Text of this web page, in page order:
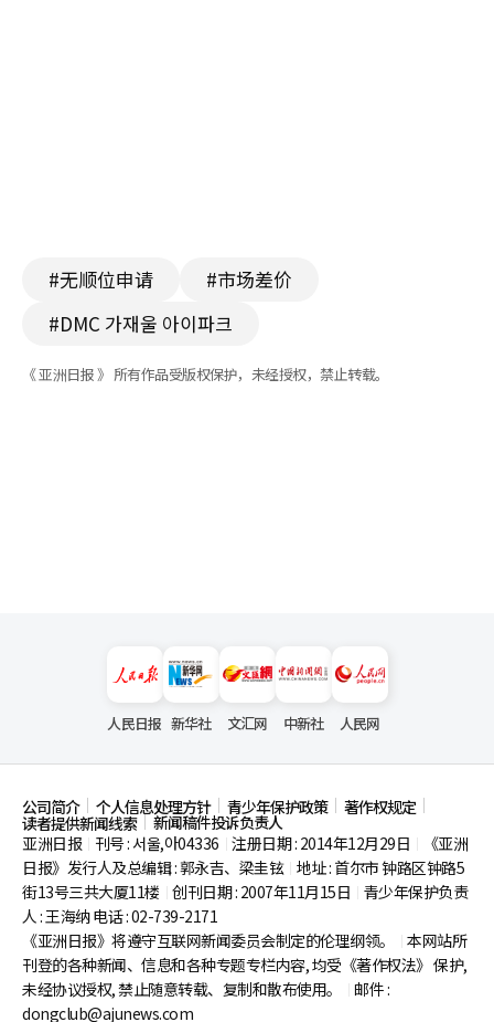
#无顺位申请
#市场差价
#DMC 가재울 아이파크
《 亚洲日报 》 所有作品受版权保护，未经授权，禁止转载。
人民日报 新华社 文汇网 中新社 人民网
公司简介 个人信息处理方针 青少年保护政策 著作权规定
读者提供新闻线索
新闻稿件投诉负责人
亚洲日报
刊号 : 서울,아04336 注册日期 : 2014年12月29日
《亚洲
日报》发行人及总编辑 : 郭永吉、梁圭铉 地址 : 首尔市钟路区钟路5
街13号三共大厦11楼 创刊日期 : 2007年11月15日
青少年保护负责
人 : 王海纳 电话 : 02-739-2171
《亚洲日报》将遵守互联网新闻委员会制定的伦理纲领。
本网站所
刊登的各种新闻、信息和各种专题专栏内容, 均受《著作权法》 保护,
未经协议授权, 禁止随意转载、复制和散布使用。
邮件 :
dongclub@ajunews.com